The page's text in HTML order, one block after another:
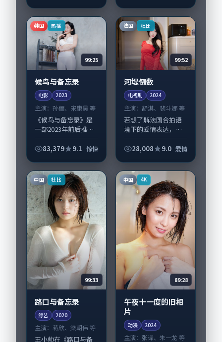
新加坡完成制作协
同，2023-11-0...
韩国 热播
99:25
候鸟与备忘录
电影 2023
主演： 孙俪、宋康昊 等
《候鸟与备忘录》是
一部2023年前后推出
枝裕和执导，孙俪、
要戏份。故事围绕当
代都市中的抉择...
83,379 9.1 惊悚
法国 杜比
99:52
河堤倒数
电视剧 2024
主演：舒淇、裴斗娜 等
若想了解法国合拍语
境下的爱情表达，
注：剧情侧重人物动
配角群戏并重。影片
2024年面世后在影
迷...
28,008 9.0 爱情
中国 杜比
99:33
路口与备忘录
综艺 2020
主演： 蒋欣、梁朝伟 等
王小帅在《路口与备
中国 4K
89:28
午夜十一度的旧相
片
动漫 2024
主演： 张译、朱一龙 等